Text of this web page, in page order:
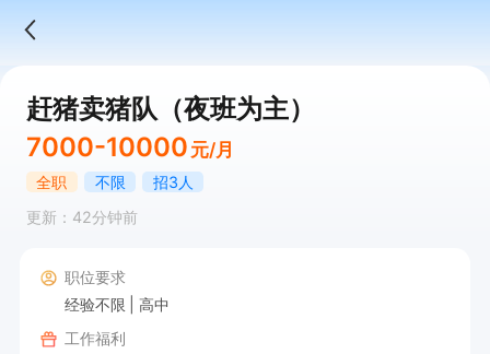
赶猪卖猪队（夜班为主）
7000-10000 元/月
全职 不限
招3人
更新：42分钟前
职位要求
经验不限
高中
工作福利